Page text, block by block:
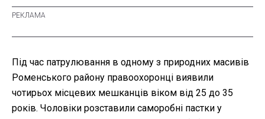
Під час патрулювання в одному з природних масивів
Роменського району правоохоронці виявили
чотирьох місцевих мешканців віком від 25 до 35
років. Чоловіки розставили саморобні пастки у